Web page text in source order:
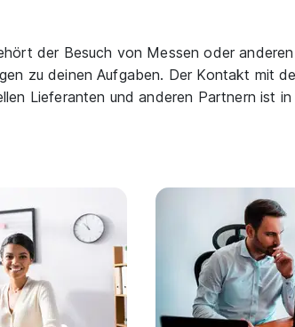
der Besuch von Messen oder anderen
zu deinen Aufgaben. Der Kontakt mit
Lieferanten und anderen Partnern ist